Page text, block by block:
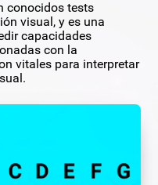
conocidos tests
visual, y es una
capacidades
con la
vitales para interpretar